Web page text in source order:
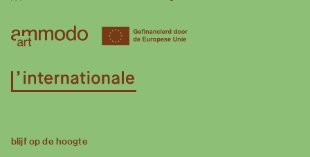
blijf op de hoogte